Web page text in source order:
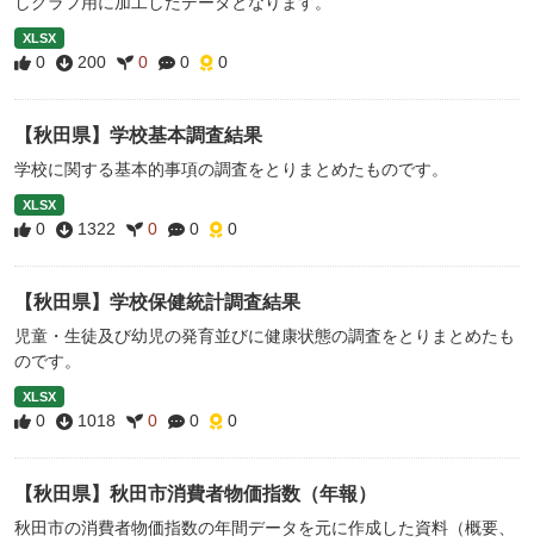
XLSX
0 200 0 0 0
【秋田県】学校基本調査結果
学校に関する基本的事項の調査をとりまとめたものです。
XLSX
0 1322 0 0 0
【秋田県】学校保健統計調査結果
児童・生徒及び幼児の発育並びに健康状態の調査をとりまとめたも
のです。
XLSX
0 1018 0 0 0
【秋田県】秋田市消費者物価指数（年報）
秋田市の消費者物価指数の年間データを元に作成した資料（概要、